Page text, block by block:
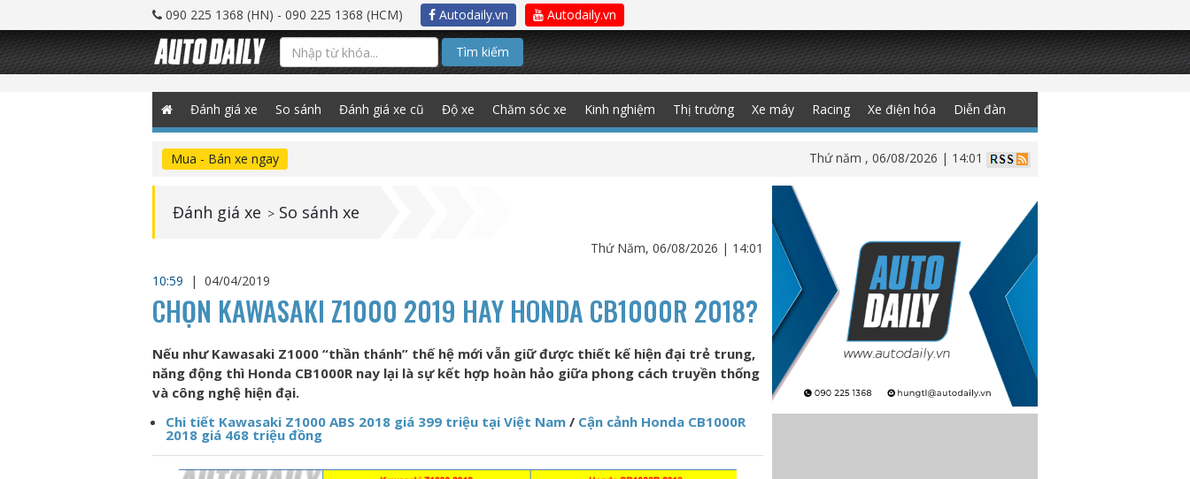
090 225 1368 (HN) - 090 225 1368 (HCM) Autodaily.vn Autodaily.vn
Tìm kiếm
Đánh giá xe So sánh Đánh giá xe cũ Độ xe Chăm sóc xe Kinh nghiệm Thị trường Xe máy Racing Xe điện hóa Diễn đàn
Mua - Bán xe ngay Thứ năm , 06/08/2026 | 14:01
Đánh giá xe > So sánh xe
Thứ Năm, 06/08/2026 | 14:01
10:59
| 04/04/2019
CHỌN KAWASAKI Z1000 2019 HAY HONDA CB1000R 2018?
Nếu như Kawasaki Z1000 “thần thánh” thế hệ mới vẫn giữ được thiết kế hiện đại trẻ trung,
năng động thì Honda CB1000R nay lại là sự kết hợp hoàn hảo giữa phong cách truyền thống
và công nghệ hiện đại.
Chi tiết Kawasaki Z1000 ABS 2018 giá 399 triệu tại Việt Nam / Cận cảnh Honda CB1000R
2018 giá 468 triệu đồng